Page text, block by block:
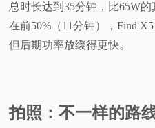
总时长达到35分钟，比65W
在前50%（11分钟），Find
但后期功率放缓得更快。
拍照：不一样的路